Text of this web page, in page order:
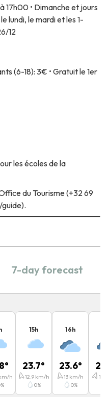
17h00 • Dimanche et jours
lundi, le mardi et les 1-
12
(6-18): 3€ • Gratuit le 1er
les écoles de la
du Tourisme (+32 69
7-day forecast
°
h
%
15h
23.7°
12.9km/h
0%
16h
23.6°
13 km/h
0%
13.1